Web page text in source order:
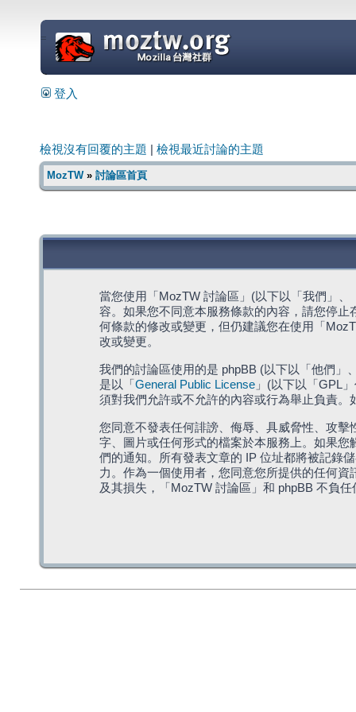
=
登入
檢視沒有回覆的主題 檢視最近討論的主題
MozTW» 討論區首頁
當您使用「MozTW 討論區」(以下以「我們」
容。如果您不同意本服務條款的內容，請您停
何條款的修改或變更，但仍建議您在使用「
改或變更。
我們的討論區使用的是 phpBB (以下以「他們」
是以「 General Public License」(以下以「GPL
須對我們允許或不允許的內容或行為舉止負責
您同意不發表任何誹謗、侮辱、具威脅性、攻
字、圖片或任何形式的檔案於本服務上。如果
們的通知。所有發表文章的 IP 位址都將被記錄
力。作為一個使用者，您同意您所提供的任何
及其損失，「MozTW 討論區」和 phpBB 不負任